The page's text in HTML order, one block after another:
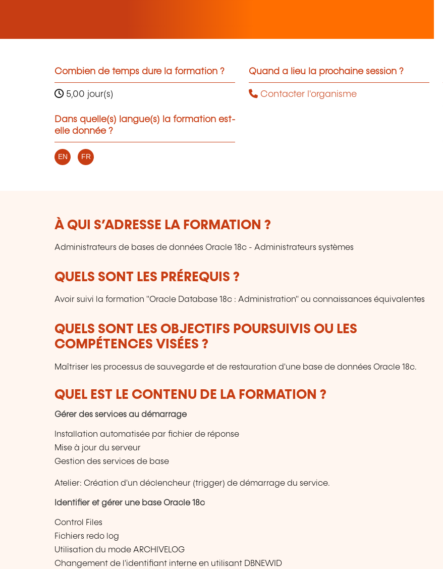
Combien de temps dure la formation ?
5,00 jour(s)
Dans quelle(s) langue(s) la formation est-
elle donnée ?
EN FR
Quand a lieu la prochaine session ?
Contacter l'organisme
À QUI S’ADRESSE LA FORMATION ?
Administrateurs de bases de données Oracle 18c - Administrateurs systèmes
QUELS SONT LES PRÉREQUIS ?
Avoir suivi la formation "Oracle Database 18c : Administration" ou connaissances équivalentes
QUELS SONT LES OBJECTIFS POURSUIVIS OU LES
COMPÉTENCES VISÉES ?
Maîtriser les processus de sauvegarde et de restauration d'une base de données Oracle 18c.
QUEL EST LE CONTENU DE LA FORMATION ?
Gérer des services au démarrage
Installation automatisée par fichier de réponse
Mise à jour du serveur
Gestion des services de base
Atelier: Création d'un déclencheur (trigger) de démarrage du service.
Identifier et gérer une base Oracle 18c
Control Files
Fichiers redo log
Utilisation du mode ARCHIVELOG
Changement de l'identifiant interne en utilisant DBNEWID